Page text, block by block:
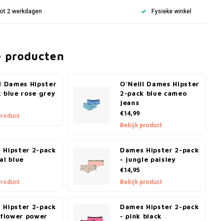
2 werkdagen Fysieke winkel
producten
Dames Hipster
blue rose grey
O'Neill Dames Hipster
2-pack blue cameo
jeans
€14,99
Bekijk product
Hipster 2-pack
blue
Dames Hipster 2-pack
- jungle paisley
€14,95
Bekijk product
Hipster 2-pack
power
Dames Hipster 2-pack
- pink black